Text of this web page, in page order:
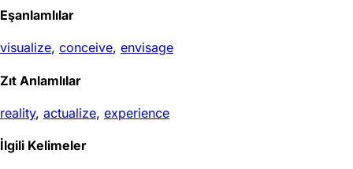
Eşanlamlılar
visualize, conceive, envisage
Zıt Anlamlılar
reality, actualize, experience
İlgili Kelimeler